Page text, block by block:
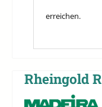
erreichen.
Rheingold